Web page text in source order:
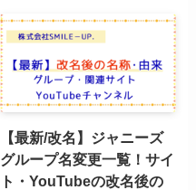
【最新/改名】ジャニーズ
グループ名変更一覧！サイ
ト・YouTubeの改名後の